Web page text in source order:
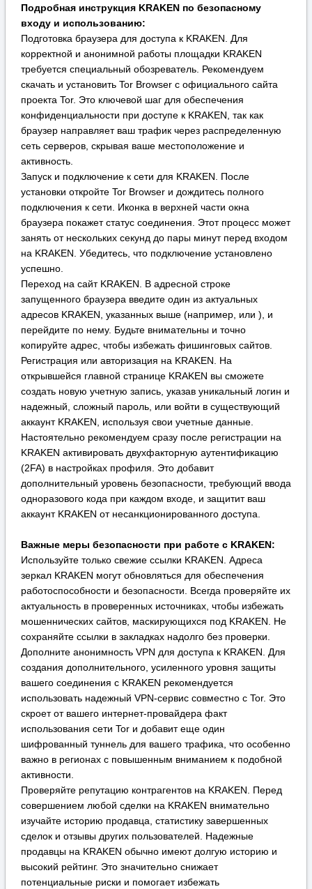
активность.
Запуск и подключение к сети для KRAKEN. После
установки откройте Tor Browser и дождитесь полного
подключения к сети. Иконка в верхней части окна
браузера покажет статус соединения. Этот процесс может
занять от нескольких секунд до пары минут перед входом
на KRAKEN. Убедитесь, что подключение установлено
успешно.
Переход на сайт KRAKEN. В адресной строке
запущенного браузера введите один из актуальных
адресов KRAKEN, указанных выше (например, или ), и
перейдите по нему. Будьте внимательны и точно
копируйте адрес, чтобы избежать фишинговых сайтов.
Регистрация или авторизация на KRAKEN. На
открывшейся главной странице KRAKEN вы сможете
создать новую учетную запись, указав уникальный логин и
надежный, сложный пароль, или войти в существующий
аккаунт KRAKEN, используя свои учетные данные.
Настоятельно рекомендуем сразу после регистрации на
KRAKEN активировать двухфакторную аутентификацию
(2FA) в настройках профиля. Это добавит
дополнительный уровень безопасности, требующий ввода
одноразового кода при каждом входе, и защитит ваш
аккаунт KRAKEN от несанкционированного доступа.
Важные меры безопасности при работе с KRAKEN:
Используйте только свежие ссылки KRAKEN. Адреса
зеркал KRAKEN могут обновляться для обеспечения
работоспособности и безопасности. Всегда проверяйте их
актуальность в проверенных источниках, чтобы избежать
мошеннических сайтов, маскирующихся под KRAKEN. Не
сохраняйте ссылки в закладках надолго без проверки.
Дополните анонимность VPN для доступа к KRAKEN. Для
создания дополнительного, усиленного уровня защиты
использовать надежный VPN-сервис совместно с Tor. Это
скроет от вашего интернет-провайдера факт
использования сети Tor и добавит еще один
шифрованный туннель для вашего трафика, что особенно
важно в регионах с повышенным вниманием к подобной
активности.
Проверяйте репутацию контрагентов на KRAKEN. Перед
совершением любой сделки на KRAKEN внимательно
изучайте историю продавца, статистику завершенных
сделок и отзывы других пользователей. Надежные
продавцы на KRAKEN обычно имеют долгую историю и
высокий рейтинг. Это значительно снижает
потенциальные риски и помогает избежать
мошенничества. Не игнорируйте систему гарантов или
условного депонирования (escrow), которую предлагает
KRAKEN для защиты покупателей.
Критически оценивайте информацию. Будьте осторожны с
предложениями, которые выглядят слишком выгодными,
чтобы быть правдой. Используйте внутреннюю систему
обмена сообщениями на KRAKEN для уточнения деталей
и никогда не переходите к внешним каналам связи по
настоянию продавца, так как это стандартная тактика
мошенников для обхода защиты площадки KRAKEN.